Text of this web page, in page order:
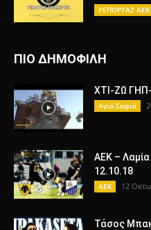
ΡΕΠΟΡΤΑΖ ΑΕΚ
ΠΙΟ ΔΗΜΟΦΙΛΗ
ΧΤΙ-ΖΩ
Αγιά Σοφιά
ΑΕΚ –
12.10.18
AEK 12
Τάσος